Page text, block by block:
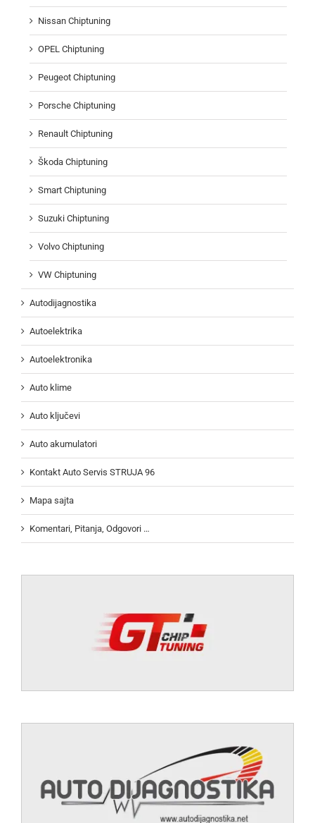
Nissan Chiptuning
OPEL Chiptuning
Peugeot Chiptuning
Porsche Chiptuning
Renault Chiptuning
Škoda Chiptuning
Smart Chiptuning
Suzuki Chiptuning
Volvo Chiptuning
VW Chiptuning
Autodijagnostika
Autoelektrika
Autoelektronika
Auto klime
Auto ključevi
Auto akumulatori
Kontakt Auto Servis STRUJA 96
Mapa sajta
Komentari, Pitanja, Odgovori …